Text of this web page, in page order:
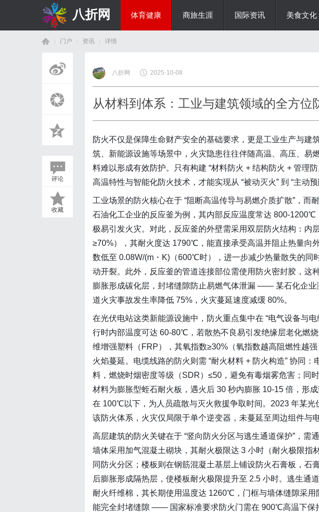
八折网 体育健康 商旅生涯 国际资讯 美食文化
门户 资讯
›
详情
评论
收藏
八折网 2025-10-08
从材料到体系：工业与建筑领域的全方位
防火不仅是保障生命财产安全的基础要求，更是工业生产与建
筑、新能源设施等场景中，火灾隐患往往伴随高温、高压、易
料难以形成有效防护。只有构建 “材料防火 + 结构防火 + 管理
高温特性与智能化防火技术，才能实现从 “被动灭火” 到 “主动
工业场景的防火核心在于 “阻断高温传导与易燃介质扩散”，而
石油化工企业的反应釜为例，其内部反应温度常达 800-
极易引发火灾。对此，反应釜的外壁需采用双层防火结构：内
≥70%），其耐火度达 1790℃，能直接承受高温并阻止热量向
数低至 0.08W/(m・K)（600℃时），进一步减少热量散失的同
动开裂。此外，反应釜的管道连接部位需使用防火密封胶，这
膨胀形成碳化层，封堵缝隙防止易燃气体泄漏 —— 某石化企业
道火灾事故发生率降低 75%，火灾蔓延速度减缓 80%。
在光伏电站这类新能源设施中，防火重点集中在 “电气设备与
行时内部温度可达 60-80℃，若散热不良易引发绝缘层老化燃
维增强塑料（FRP），其氧指数≥30%（氧指数越高阻燃性越
火焰蔓延。电缆线路的防火则需 “耐火材料 + 防火构造” 协同
料，燃烧时烟密度等级（SDR）≤50，避免有毒烟雾危害；同
材料为膨胀型蛭石耐火板，遇火后 30 秒内膨胀 10-15 倍，形
在 100℃以下，为人员疏散与灭火救援争取时间。2023 年某光
该防火体系，火灾仅局限于单个逆变器，未蔓延至周边组件与
高层建筑的防火关键在于 “竖向防火分区与逃生通道保护”，需
墙体采用加气混凝土砌块，其耐火极限达 3 小时（耐火极限指
同防火分区；楼板则在钢筋混凝土基层上铺设防火石膏板，石
后膨胀形成隔热层，使楼板耐火极限提升至 2.5 小时。逃生通
耐火纤维棉，其长期使用温度达 1260℃，门框与墙体缝隙采用
能完全封堵缝隙 —— 国家标准要求防火门需在 900℃高温下保